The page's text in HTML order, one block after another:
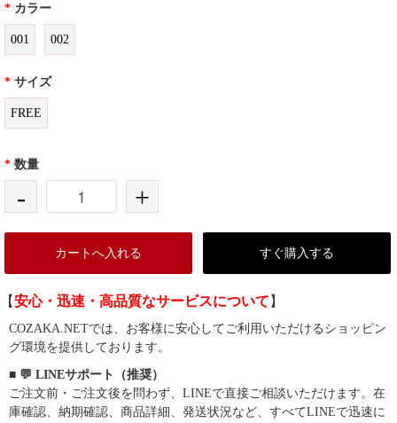
* カラー
001 002
* サイズ
FREE
* 数量
- +
カートへ入れる すぐ購入する
【安心・迅速・高品質なサービスについて 】
COZAKA.NETでは、お客様に安心してご利用いただけるショッピン
グ環境を提供しております。
■ 💬 LINEサポート（推奨）
ご注文前・ご注文後を問わず、LINEで直接ご相談いただけます。在
庫確認、納期確認、商品詳細、発送状況など、すべてLINEで迅速に